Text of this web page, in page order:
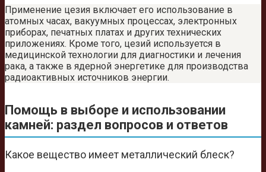
Применение цезия включает его использование в
атомных часах, вакуумных процессах, электронных
приборах, печатных платах и других технических
приложениях. Кроме того, цезий используется в
медицинской технологии для диагностики и лечения
рака, а также в ядерной энергетике для производства
радиоактивных источников энергии.
Помощь в выборе и использовании
камней: раздел вопросов и ответов
Какое вещество имеет металлический блеск?